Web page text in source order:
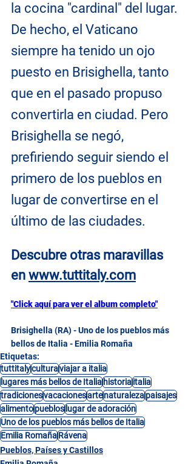
la cocina "cardinal" del lugar.
De hecho, el Vaticano
siempre ha tenido un ojo
puesto en Brisighella, tanto
que en el pasado propuso
convertirla en ciudad. Pero
Brisighella se negó,
prefiriendo seguir siendo el
primero de los pueblos en
lugar de convertirse en el
último de las ciudades.
Descubre otras maravillas
en www.tuttitaly.com
"Click aquí para ver el album completo"
Brisighella (RA) - Uno de los pueblos más
bellos de Italia - Emilia Romaña
Etiquetas:
tuttitalyculturaviajar a italia
lugares más bellos de Italiahistoriaitalia
tradicionesvacacionesartenaturalezapaisajes
alimentopuebloslugar de adoración
Uno de los pueblos más bellos de Italia
Emilia RomañaRávena
Pueblos, Países y Castillos